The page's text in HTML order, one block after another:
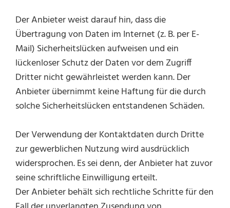
Der Anbieter weist darauf hin, dass die
Übertragung von Daten im Internet (z. B. per E-
Mail) Sicherheitslücken aufweisen und ein
lückenloser Schutz der Daten vor dem Zugriff
Dritter nicht gewährleistet werden kann. Der
Anbieter übernimmt keine Haftung für die durch
solche Sicherheitslücken entstandenen Schäden.
Der Verwendung der Kontaktdaten durch Dritte
zur gewerblichen Nutzung wird ausdrücklich
widersprochen. Es sei denn, der Anbieter hat zuvor
seine schriftliche Einwilligung erteilt.
Der Anbieter behält sich rechtliche Schritte für den